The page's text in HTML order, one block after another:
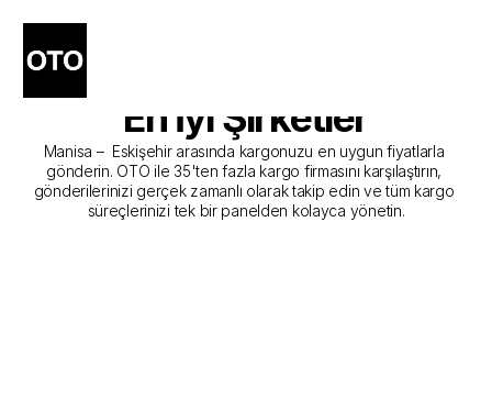
Manisa - Eskişehir Kargo
Gönderim Hizmeti Sunan
En İyi Şirketler
Manisa –  Eskişehir arasında kargonuzu en uygun fiyatlarla
gönderin. OTO ile 35'ten fazla kargo firmasını karşılaştırın,
gönderilerinizi gerçek zamanlı olarak takip edin ve tüm kargo
süreçlerinizi tek bir panelden kolayca yönetin.